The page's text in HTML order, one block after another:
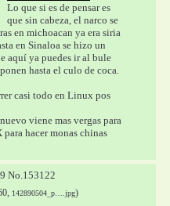
Lo que si es de pensar es
que sin cabeza, el narco se
en michoacan ya era siria
en Sinaloa se hizo un
aquí ya puedes ir al bule
hasta el culo de coca.
casi todo en Linux pos
viene mas vergas para
hacer monas chinas
No. 153122
142890504_p….jpg)